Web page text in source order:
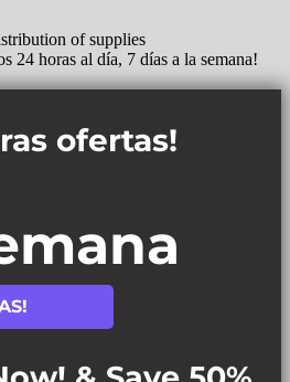
24 horas al día, 7 días a la semana!
ofertas!